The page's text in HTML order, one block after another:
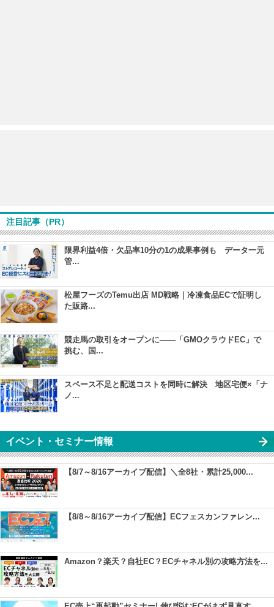
注目記事（PR）
限界利益4倍・欠品率10分の1の成果事例も データ一元
管...
松屋フーズのTemu出店 MD戦略｜冷凍食品ECで証明し
た販路...
競走馬の取引をオープンに――「GMOクラウドEC」で
挑む、国...
スペース不足と配送コストを同時に解決 地区宅便×「ナ
ノ...
イベント・セミナー情報
【8/7～8/16アーカイブ配信】＼全8社・累計25,000...
【8/8～8/16アーカイブ配信】ECフェスカンファレン...
Amazon？楽天？自社EC？ECチャネル別の攻略方法を...